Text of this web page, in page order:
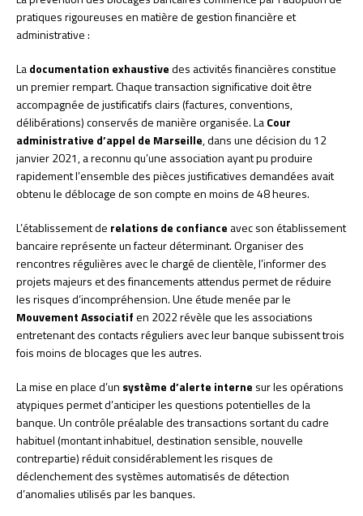
pratiques rigoureuses en matière de gestion financière et
administrative :
Ladocumentation exhaustivedes activités financières constitue
un premier rempart. Chaque transaction significative doit être
accompagnée de justificatifs clairs (factures, conventions,
délibérations) conservés de manière organisée. LaCour
administrative d’appel de Marseille, dans une décision du 12
janvier 2021, a reconnu qu’une association ayant pu produire
rapidement l’ensemble des pièces justificatives demandées avait
obtenu le déblocage de son compte en moins de 48 heures.
L’établissement de relations de confiance avec son établissement
bancaire représente un facteur déterminant. Organiser des
rencontres régulières avec le chargé de clientèle, l’informer des
projets majeurs et des financements attendus permet de réduire
les risques d’incompréhension. Une étude menée par le
Mouvement Associatifen 2022 révèle que les associations
entretenant des contacts réguliers avec leur banque subissent trois
fois moins de blocages que les autres.
La mise en place d’un système d’alerte interne sur les opérations
atypiques permet d’anticiper les questions potentielles de la
banque. Un contrôle préalable des transactions sortant du cadre
habituel (montant inhabituel, destination sensible, nouvelle
contrepartie) réduit considérablement les risques de
déclenchement des systèmes automatisés de détection
d’anomalies utilisés par les banques.